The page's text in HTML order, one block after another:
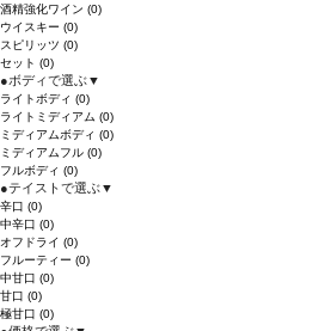
酒精強化ワイン (0)
ウイスキー (0)
スピリッツ (0)
セット (0)
●ボディで選ぶ▼
ライトボディ (0)
ライトミディアム (0)
ミディアムボディ (0)
ミディアムフル (0)
フルボディ (0)
●テイストで選ぶ▼
辛口 (0)
中辛口 (0)
オフドライ (0)
フルーティー (0)
中甘口 (0)
甘口 (0)
極甘口 (0)